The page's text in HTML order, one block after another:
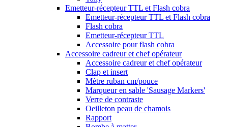
Emetteur-récepteur TTL et Flash cobra
Emetteur-récepteur TTL et Flash cobra
Flash cobra
Emetteur-récepteur TTL
Accessoire pour flash cobra
Accessoire cadreur et chef opérateur
Accessoire cadreur et chef opérateur
Clap et insert
Mètre ruban cm/pouce
Marqueur en sable 'Sausage Markers'
Verre de contraste
Oeilleton peau de chamois
Rapport